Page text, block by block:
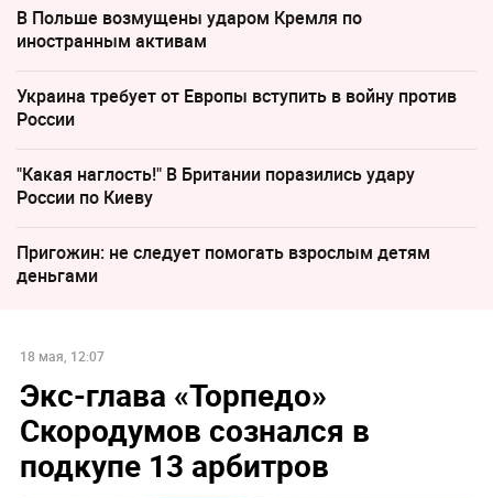
В Польше возмущены ударом Кремля по
иностранным активам
Украина требует от Европы вступить в войну против
России
"Какая наглость!" В Британии поразились удару
России по Киеву
Пригожин: не следует помогать взрослым детям
деньгами
18 мая, 12:07
Экс-глава «Торпедо»
Скородумов сознался в
подкупе 13 арбитров